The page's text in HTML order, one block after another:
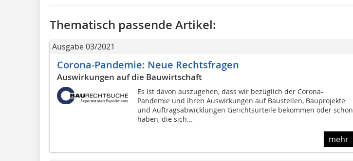
Thematisch passende Artikel:
Ausgabe 03/2021
Corona-Pandemie: Neue Rechtsfragen
Auswirkungen auf die Bauwirtschaft
Es ist davon auszugehen, dass wir bezüglich der Corona-
Pandemie und ihren Auswirkungen auf Baustellen, Bauprojekte
und Auftragsabwicklungen Gerichtsurteile bekommen oder schon
haben, die sich...
mehr